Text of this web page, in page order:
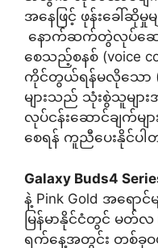
အနေဖြင့် ဖုန်းခေါ်ဆိုမှုမ
နောက်ဆက်တွဲလုပ်ဆော
စေသည့်စနစ် (voice
ကိုင်တွယ်ရန်မလိုသော
များသည် သုံးစွဲသူမျာ
လုပ်ငန်းဆောင်ချက်မျ
စေရန် ကူညီပေးနိုင်ပ
Galaxy Buds4
နဲ့ Pink Gold အရောင်မ
မြန်မာနိုင်ငံတွင် မတ်
ရက်နေ့အတွင်း တစ်